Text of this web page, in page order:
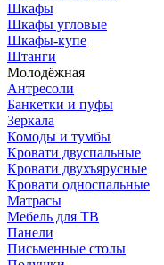
Шкафы
Шкафы угловые
Шкафы-купе
Штанги
Молодёжная
Антресоли
Банкетки и пуфы
Зеркала
Комоды и тумбы
Кровати двуспальные
Кровати двухъярусные
Кровати односпальные
Матрасы
Мебель для ТВ
Панели
Письменные столы